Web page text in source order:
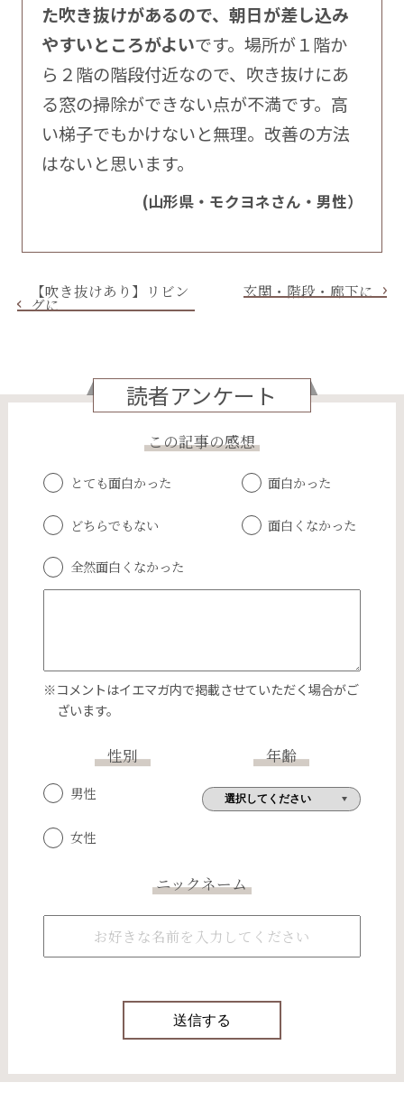
た吹き抜けがあるので、朝日が差し込み
やすいところがよいです。場所が１階か
ら２階の階段付近なので、吹き抜けにあ
る窓の掃除ができない点が不満です。高
い梯子でもかけないと無理。改善の方法
はないと思います。
(山形県・モクヨネさん・男性）
【吹き抜けあり】リビン
グに
玄関・階段・廊下に
読者アンケート
この記事の感想
とても面白かった 面白かった
どちらでもない 面白くなかった
全然面白くなかった
※コメントはイエマガ内で掲載させていただく場合がご
ざいます。
性別
男性
女性
年齢
ニックネーム